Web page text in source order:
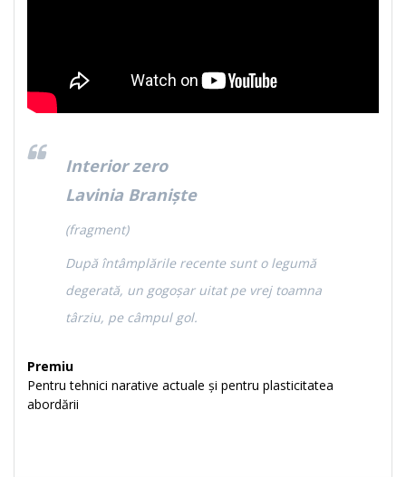
Interior zero
Lavinia Braniște
(fragment)
După întâmplările recente sunt o legumă
degerată, un gogoșar uitat pe vrej toamna
târziu, pe câmpul gol.
Premiu
Pentru tehnici narative actuale și pentru plasticitatea
abordării